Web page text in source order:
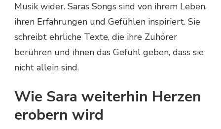
Musik wider. Saras Songs sind von ihrem Leben,
ihren Erfahrungen und Gefühlen inspiriert. Sie
schreibt ehrliche Texte, die ihre Zuhörer
berühren und ihnen das Gefühl geben, dass sie
nicht allein sind.
Wie Sara weiterhin Herzen
erobern wird